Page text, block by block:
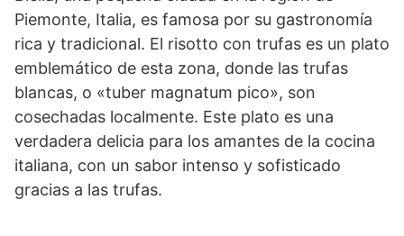
Piemonte, Italia, es famosa por su gastronomía
rica y tradicional. El risotto con trufas es un plato
emblemático de esta zona, donde las trufas
blancas, o «tuber magnatum pico», son
cosechadas localmente. Este plato es una
verdadera delicia para los amantes de la cocina
italiana, con un sabor intenso y sofisticado
gracias a las trufas.